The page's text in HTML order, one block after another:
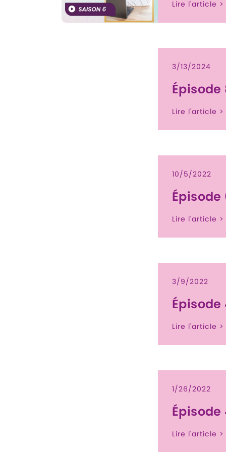
Lire l'article >
3/13/2024
Épisode
Lire l'article >
10/5/2022
Épisode
Lire l'article >
3/9/2022
Épisode
Lire l'article >
1/26/2022
Épisode
Lire l'article >